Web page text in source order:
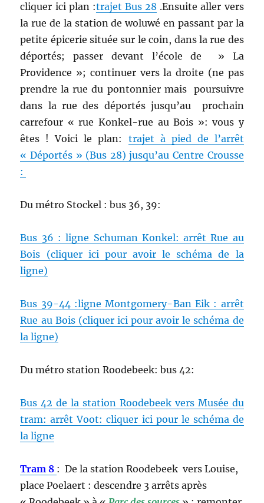
cliquer ici plan :trajet Bus 28 .Ensuite aller vers
la rue de la station de woluwé en passant par la
petite épicerie située sur le coin, dans la rue des
déportés; passer devant l’école de » La
Providence »; continuer vers la droite (ne pas
prendre la rue du pontonnier mais poursuivre
dans la rue des déportés jusqu’au prochain
carrefour « rue Konkel-rue au Bois »: vous y
êtes ! Voici le plan: trajet à pied de l’arrêt
« Déportés » (Bus 28) jusqu’au Centre Crousse
:
Du métro Stockel : bus 36, 39:
Bus 36 : ligne Schuman Konkel: arrêt Rue au
Bois (cliquer ici pour avoir le schéma de la
ligne)
Bus 39-44 :ligne Montgomery-Ban Eik : arrêt
Rue au Bois (cliquer ici pour avoir le schéma de
la ligne)
Du métro station Roodebeek: bus 42:
Bus 42 de la station Roodebeek vers Musée du
tram: arrêt Voot: cliquer ici pour le schéma de
la ligne
Tram 8 : De la station Roodebeek vers Louise,
place Poelaert : descendre 3 arrêts après